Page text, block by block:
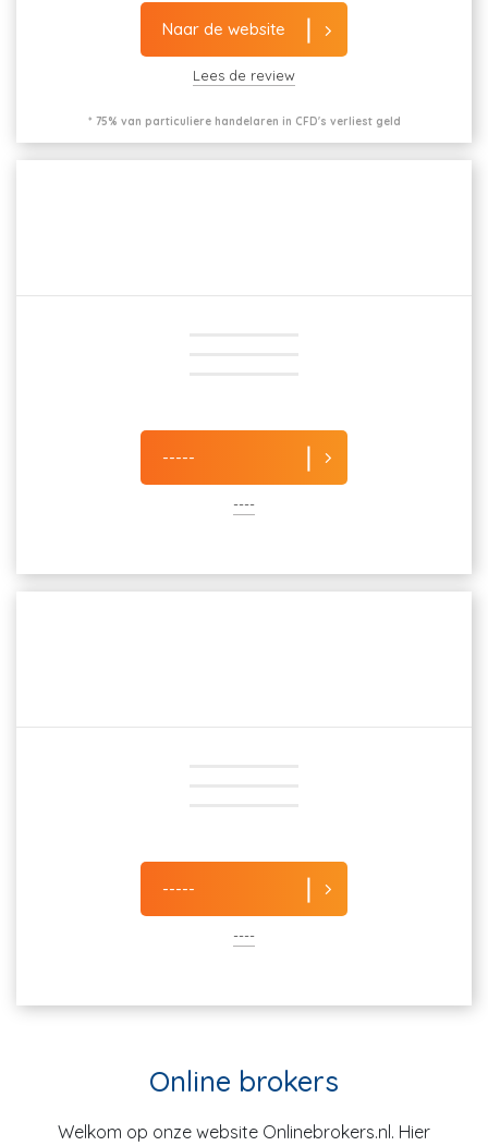
Naar de website
Lees de review
* 75% van particuliere handelaren in CFD's verliest geld
-----
----
-----
----
Online brokers
Welkom op onze website Onlinebrokers.nl. Hier